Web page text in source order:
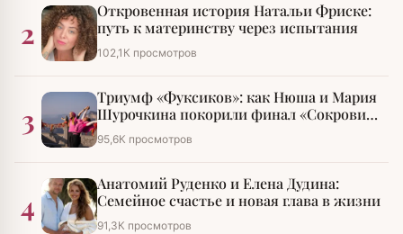
2
Откровенная история Натальи Фриске:
путь к материнству через испытания
102,1К просмотров
3
Триумф «Фуксиков»: как Нюша и Мария
Шурочкина покорили финал «Сокровищ
императора»
95,6К просмотров
4
Анатомий Руденко и Елена Дудина:
Семейное счастье и новая глава в жизни
91,3К просмотров